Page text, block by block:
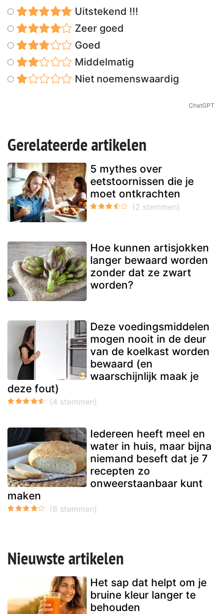
Uitstekend !!!
Zeer goed
Goed
Middelmatig
Niet noemenswaardig
ChatGPT
Gerelateerde artikelen
5 mythes over
eetstoornissen die je
moet ontkrachten
Hoe kunnen artisjokken
langer bewaard worden
zonder dat ze zwart
worden?
Deze voedingsmiddelen
mogen nooit in de deur
van de koelkast worden
bewaard (en
waarschijnlijk maak je
deze fout)
Iedereen heeft meel en
water in huis, maar bijna
niemand beseft dat je 7
recepten zo
onweerstaanbaar kunt
maken
Nieuwste artikelen
Het sap dat helpt om je
bruine kleur langer te
behouden